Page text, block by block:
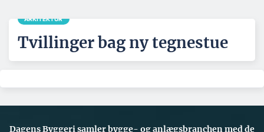
ARKITEKTUR
Tvillinger bag ny tegnestue
Dagens Byggeri samler bygge- og anlægsbranchen med de